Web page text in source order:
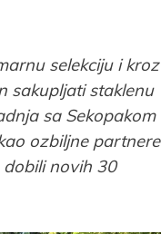
selekciju i kroz
sakupljati staklenu
sa Sekopakom
ozbiljne partnere
novih 30